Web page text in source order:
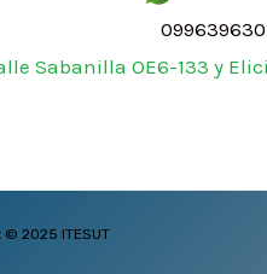
Sabanilla OE6-133 y
2025 ITESUT